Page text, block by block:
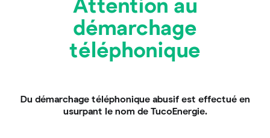
hybrides pour les spas et les
jacuzzis : le meilleur des 2
mondes
technologies précédentes : thermique et
photovoltaïque. Ils sont plus chers à l’achat, mais ils
produisent à la fois de la chaleur et de l’électricité,
Attention au
démarchage
téléphonique
Du démarchage téléphonique abusif est effectué en
usurpant le nom de TucoEnergie.